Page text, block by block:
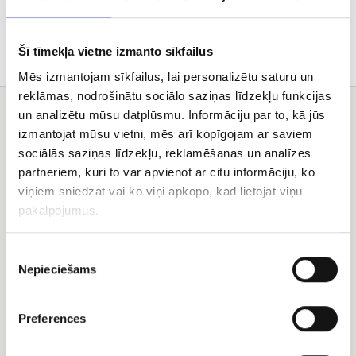
Šī tīmekļa vietne izmanto sīkfailus
Mēs izmantojam sīkfailus, lai personalizētu saturu un
reklāmas, nodrošinātu sociālo saziņas līdzekļu funkcijas
un analizētu mūsu datplūsmu. Informāciju par to, kā jūs
izmantojat mūsu vietni, mēs arī kopīgojam ar saviem
sociālās saziņas līdzekļu, reklamēšanas un analīzes
partneriem, kuri to var apvienot ar citu informāciju, ko
viņiem sniedzat vai ko viņi apkopo, kad lietojat viņu
pakalpojumus.
izvēle
Nepieciešams
Preferences
Вам может понравиться
Macarons
коробке
Гелевые
шарики